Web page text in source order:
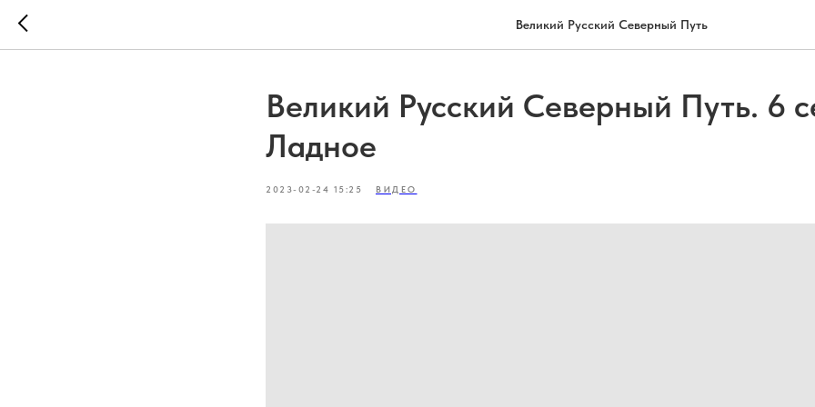
Великий Русский Северный Путь
Великий Русский Северный Путь. 6
Ладное
2023-02-24 15:25 ВИДЕО